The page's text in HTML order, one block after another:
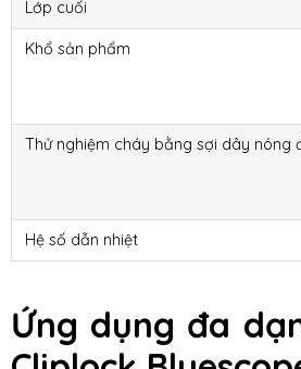
Lớp cuối
Khổ sản phẩm
Thử nghiệm cháy bằng sợi dây nóng
Hệ số dẫn nhiệt
Ứng dụng đa